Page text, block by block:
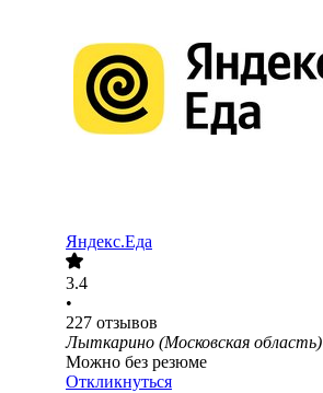
Яндекс.Еда
3.4
•
227 отзывов
Лыткарино (Московская область)
Можно без резюме
Откликнуться